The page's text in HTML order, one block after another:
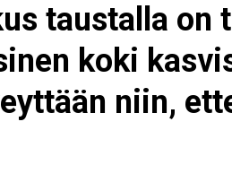
taustalla on
koki
niin,